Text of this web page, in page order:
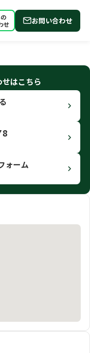
せ
お問い合わせ
はこちら
ォーム